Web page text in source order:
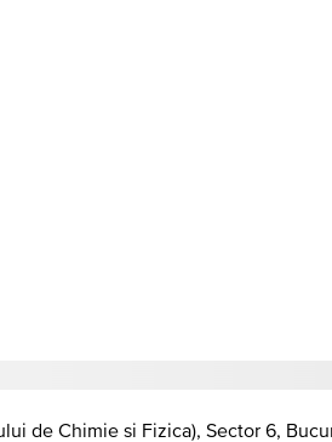
de Chimie si Fizica), Sector 6,